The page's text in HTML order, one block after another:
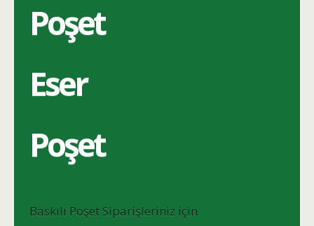
Poşet
Eser
Poşet
Baskılı Poşet Siparişleriniz için